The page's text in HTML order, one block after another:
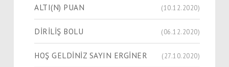
ALTI(N) PUAN (10.12.2020)
DİRİLİŞ BOLU (06.12.2020)
HOŞ GELDİNİZ SAYIN ERGİNER (27.10.2020)